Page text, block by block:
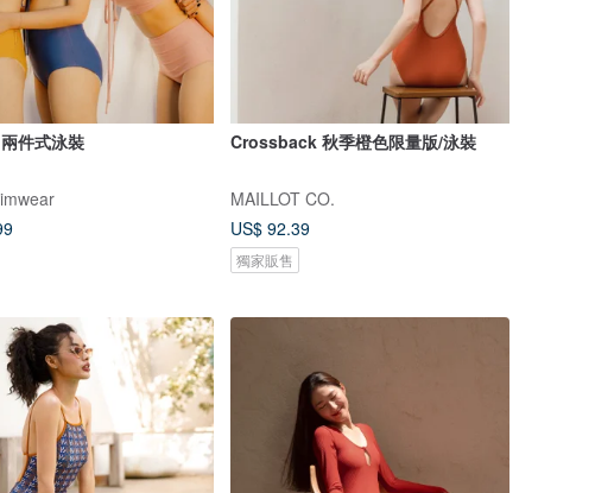
件式泳裝 Crossback 秋季橙色限量版/泳裝
MAILLOT CO.
US$ 92.39
獨家販售